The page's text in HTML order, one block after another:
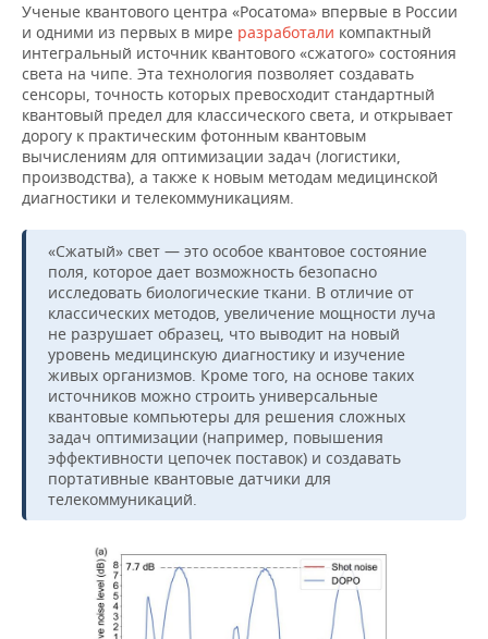
Ученые квантового центра «Росатома» впервые в России
и одними из первых в мире разработали компактный
интегральный источник квантового «сжатого» состояния
света на чипе. Эта технология позволяет создавать
сенсоры, точность которых превосходит стандартный
квантовый предел для классического света, и открывает
дорогу к практическим фотонным квантовым
вычислениям для оптимизации задач (логистики,
производства), а также к новым методам медицинской
диагностики и телекоммуникациям.
«Сжатый» свет — это особое квантовое состояние
поля, которое дает возможность безопасно
исследовать биологические ткани. В отличие от
классических методов, увеличение мощности луча
не разрушает образец, что выводит на новый
уровень медицинскую диагностику и изучение
живых организмов. Кроме того, на основе таких
источников можно строить универсальные
квантовые компьютеры для решения сложных
задач оптимизации (например, повышения
эффективности цепочек поставок) и создавать
портативные квантовые датчики для
телекоммуникаций.